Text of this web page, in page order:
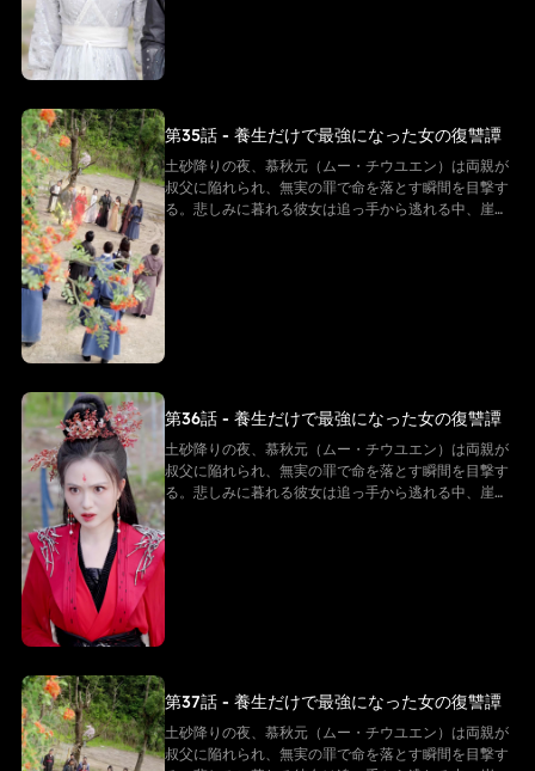
──そう思われていた。 その“養生功”こそ、実は仙界
最上級の秘法。そして慕秋元の身体は、万年に一度の
「先天仙体」だった。
第35話 - 養生だけで最強になった女の復讐譚
土砂降りの夜、慕秋元（ムー・チウユエン）は両親が
叔父に陥れられ、無実の罪で命を落とす瞬間を目撃す
る。悲しみに暮れる彼女は追っ手から逃れる中、崖か
ら転落してしまう。だが、彼女は「白尊者」と呼ばれ
第36話 - 養生だけで最強になった女の復讐譚
土砂降りの夜、慕秋元（ムー・チウユエン）は両親が
叔父に陥れられ、無実の罪で命を落とす瞬間を目撃す
る。悲しみに暮れる彼女は追っ手から逃れる中、崖か
ら転落してしまう。だが、彼女は「白尊者」と呼ばれ
る隠遁の仙に救われる。復讐を誓う慕秋元は修行を懇
願するが、白尊者が授けたのは「ただの養生法」。
第37話 - 養生だけで最強になった女の復讐譚
土砂降りの夜、慕秋元（ムー・チウユエン）は両親が
叔父に陥れられ、無実の罪で命を落とす瞬間を目撃す